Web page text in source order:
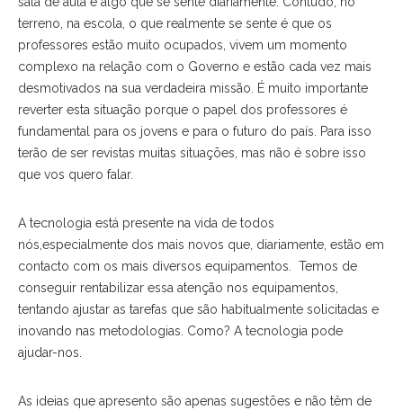
terreno, na escola, o que realmente se sente é que os
professores estão muito ocupados, vivem um momento
complexo na relação com o Governo e estão cada vez mais
desmotivados na sua verdadeira missão. É muito importante
reverter esta situação porque o papel dos professores é
fundamental para os jovens e para o futuro do país. Para isso
terão de ser revistas muitas situações, mas não é sobre isso
que vos quero falar.
A tecnologia está presente na vida de todos
nós,especialmente dos mais novos que, diariamente, estão em
contacto com os mais diversos equipamentos. Temos de
conseguir rentabilizar essa atenção nos equipamentos,
tentando ajustar as tarefas que são habitualmente solicitadas e
inovando nas metodologias. Como? A tecnologia pode
ajudar-nos.
As ideias que apresento são apenas sugestões e não têm de